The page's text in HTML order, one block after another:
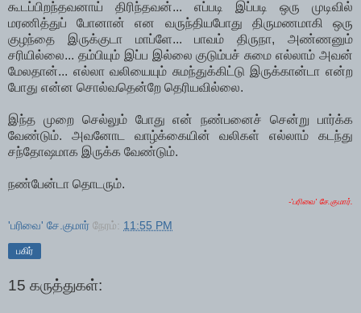
கூடப்பிறந்தவனாய் திரிந்தவன்... எப்படி இப்படி ஒரு முடிவில்
மரணித்துப் போனான் என வருந்தியபோது திருமணமாகி ஒரு
குழந்தை இருக்குடா மாப்ளே... பாவம் திருநா, அண்ணனும்
சரியில்லை... தம்பியும் இப்ப இல்லை குடும்பச் சுமை எல்லாம் அவன்
மேலதான்... எல்லா வலியையும் சுமந்துக்கிட்டு இருக்கான்டா என்ற
போது என்ன சொல்வதென்றே தெரியவில்லை.
இந்த முறை செல்லும் போது என் நண்பனைச் சென்று பார்க்க
வேண்டும். அவனோட வாழ்க்கையின் வலிகள் எல்லாம் கடந்து
சந்தோஷமாக இருக்க வேண்டும்.
நண்பேன்டா தொடரும்.
-'பரிவை' சே.குமார்.
'பரிவை' சே.குமார் நேரம்: 11:55 PM
பகிர்
15 கருத்துகள்: